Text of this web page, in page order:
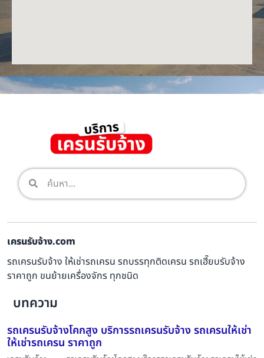
เครนรับจ้าง.com
รถเครนรับจ้าง ให้เช่ารถเครน รถบรรทุกติดเครน รถเฮี๊ยบรับจ้าง
ราคาถูก ขนย้ายเครื่องจักร ทุกชนิด
บทความ
รถเครนรับจ้างโคกสูง บริการรถเครนรับจ้าง รถเครนให้เช่า
ให้เช่ารถเครน ราคาถูก